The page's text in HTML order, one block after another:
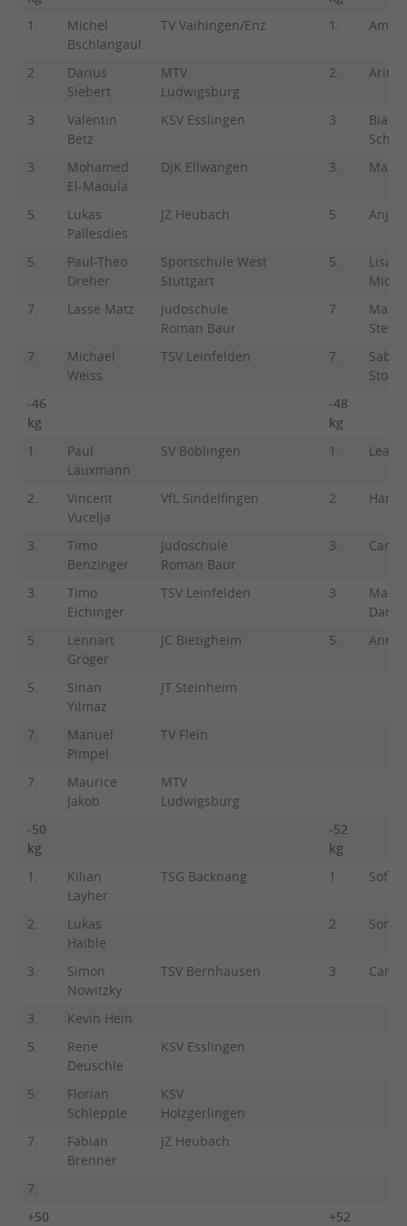
1.
Michel
Bschlangaul
TV Vaihingen/Enz 1.
2.
Darius
Siebert
MTV
Ludwigsburg
2. Arina
3.
Valentin
Betz
KSV Esslingen 3.
3.
Mohamed
El-Maoula
DJK Ellwangen 3.
5.
Lukas
Pallesdies
JZ Heubach 5. Anja
5.
Paul-Theo
Dreher
Sportschule West
Stuttgart
5.
Lisa
7.
Lasse Matz
Judoschule
Roman Baur
7.
7.
Michael
Weiss
TSV Leinfelden 7.
-46
kg
-48
kg
1.
Paul
Lauxmann
SV Böblingen 1. Lea
2.
Vincent
Vucelja
VfL Sindelfingen 2.
3.
Timo
Benzinger
Judoschule
Roman Baur
3. Carla
3.
Timo
Eichinger
TSV Leinfelden 3.
5.
Lennart
Gröger
JC Bietigheim 5. Anna
5.
Sinan
Yilmaz
JT Steinheim
7.
Manuel
Pimpel
TV Flein
7.
Maurice
Jakob
MTV
Ludwigsburg
-50
kg
-52
kg
1.
Kilian
Layher
TSG Backnang 1. Sofia
2.
Lukas
Haible
2. Sonja
3.
Simon
Nowitzky
TSV Bernhausen 3. Carla
3.
Kevin Hein
5.
Rene
Deuschle
KSV Esslingen
5.
Florian
Schlepple
KSV
Holzgerlingen
7.
Fabian
Brenner
JZ Heubach
7.
+50
+52